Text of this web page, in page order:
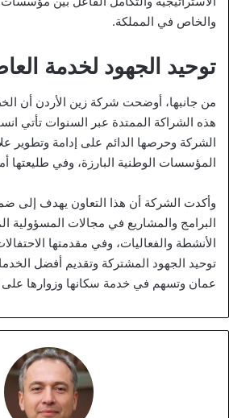
والخاص في المملكة.
توحيد الجهود لخدمة
من جانبها، أوضحت شركة زين الأردن أن
هذه الشراكة الممتدة عبر السنوات تأتي
الشركة وحرصها الدائم على إدامة وتطوير
المؤسسات الوطنية البارزة، وفي طليعتها
وأكدت الشركة أن هذا التعاون يهدف إلى
البرامج والمشاريع في مجالات المسؤولية
الأنشطة والفعاليات، وفي مقدمتها
توحيد الجهود المشتركة وتقديم أفضل
عمان وتسهم في خدمة سكانها وزوارها